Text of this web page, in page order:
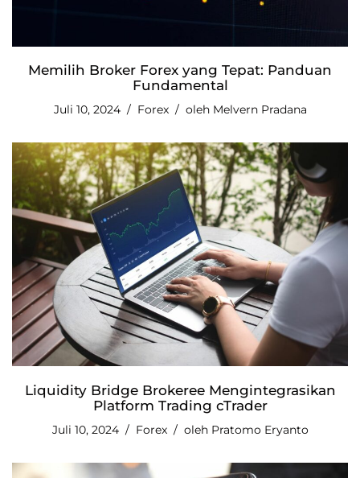
Memilih Broker Forex yang Tepat: Panduan
Fundamental
Juli 10, 2024 Forex oleh Melvern Pradana
Liquidity Bridge Brokeree Mengintegrasikan
Platform Trading cTrader
Juli 10, 2024 Forex oleh Pratomo Eryanto